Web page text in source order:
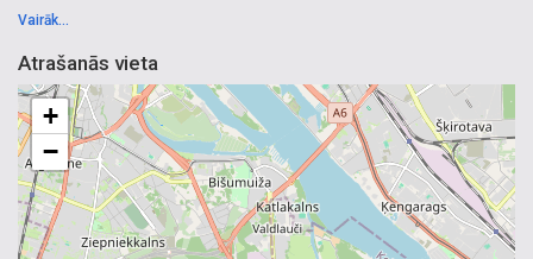
Vairāk...
Atrašanās vieta
+
−